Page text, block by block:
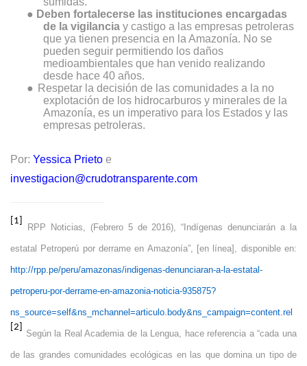
● Deben fortalecerse las instituciones encargadas
de la vigilancia y castigo a las empresas petroleras
que ya tienen presencia en la Amazonía. No se
pueden seguir permitiendo los daños
medioambientales que han venido realizando
desde hace 40 años.
● Respetar la decisión de las comunidades a la no
explotación de los hidrocarburos y minerales de la
Amazonía, es un imperativo para los Estados y las
empresas petroleras.
Por: Yessica Prieto e
investigacion@crudotransparente.com
[1]
RPP Noticias, (Febrero 5 de 2016), “Indígenas denunciarán a la
estatal Petroperú por derrame en Amazonía”, [en línea], disponible en:
http://rpp.pe/peru/amazonas/indigenas-denunciaran-a-la-estatal-
petroperu-por-derrame-en-amazonia-noticia-935875?
ns_source=self&ns_mchannel=articulo.body&ns_campaign=content.rel
[2]
Según la Real Academia de la Lengua, hace referencia a “cada una
de las grandes comunidades ecológicas en las que domina un tipo de